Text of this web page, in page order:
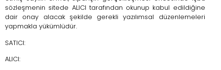
sözleşmenin sitede ALICI tarafından okunup kabul edildiğine
dair onay alacak şekilde gerekli yazılımsal düzenlemeleri
yapmakla yükümlüdür.
SATICI:
ALICI: